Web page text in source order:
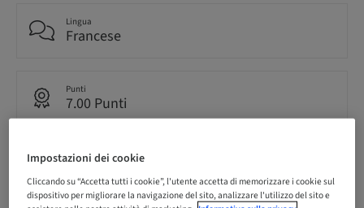
Lingua
Francese
Punti
7.00 Punti
Audience
Impostazioni dei cookie
Cliccando su “Accetta tutti i cookie”, l'utente accetta di memorizzare i cookie sul
dispositivo per migliorare la navigazione del sito, analizzare l'utilizzo del sito e